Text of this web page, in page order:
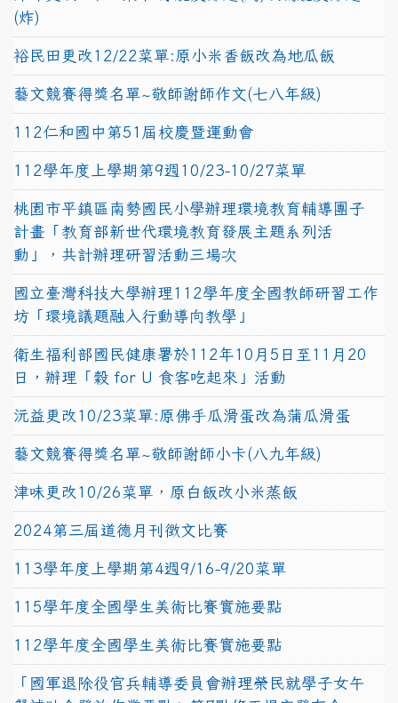
(炸)
裕民田更改12/22菜單:原小米香飯改為地瓜飯
藝文競賽得獎名單~敬師謝師作文(七八年級)
112仁和國中第51屆校慶暨運動會
112學年度上學期第9週10/23-10/27菜單
桃園市平鎮區南勢國民小學辦理環境教育輔導團子
計畫「教育部新世代環境教育發展主題系列活
動」，共計辦理研習活動三場次
國立臺灣科技大學辦理112學年度全國教師研習工作
坊「環境議題融入行動導向教學」
衛生福利部國民健康署於112年10月5日至11月20
日，辦理「穀 for U 食客吃起來」活動
沅益更改10/23菜單:原佛手瓜滑蛋改為蒲瓜滑蛋
藝文競賽得獎名單~敬師謝師小卡(八九年級)
津味更改10/26菜單，原白飯改小米蒸飯
2024第三屆道德月刊徵文比賽
113學年度上學期第4週9/16-9/20菜單
115學年度全國學生美術比賽實施要點
112學年度全國學生美術比賽實施要點
「國軍退除役官兵輔導委員會辦理榮民就學子女午